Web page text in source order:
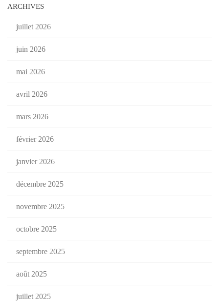
ARCHIVES
juillet 2026
juin 2026
mai 2026
avril 2026
mars 2026
février 2026
janvier 2026
décembre 2025
novembre 2025
octobre 2025
septembre 2025
août 2025
juillet 2025